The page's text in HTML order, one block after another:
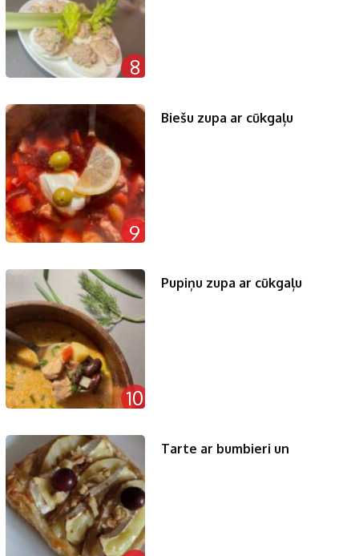
8
9
Biešu zupa ar cūkgaļu
10
Pupiņu zupa ar cūkgaļu
Tarte ar bumbieri un